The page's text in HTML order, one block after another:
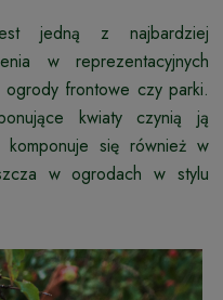
jedną z najbardziej
w reprezentacyjnych
frontowe czy parki.
kwiaty czynią ją
komponuje się również w
w ogrodach w stylu